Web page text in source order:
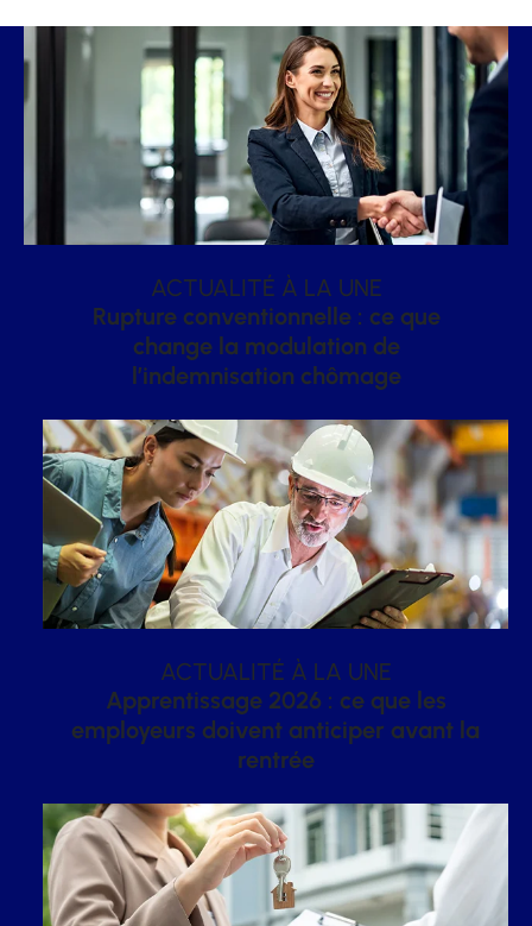
ACTUALITÉ À LA UNE
Rupture conventionnelle : ce que
change la modulation de
l’indemnisation chômage
ACTUALITÉ À LA UNE
Apprentissage 2026 : ce que les
employeurs doivent anticiper avant la
rentrée